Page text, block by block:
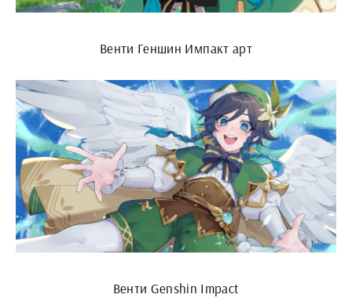
Венти Геншин Импакт арт
Венти Genshin Impact